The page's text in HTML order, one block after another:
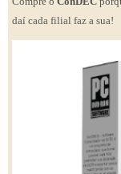
daí cada filial faz a sua!